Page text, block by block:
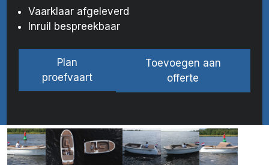
Vaarklaar afgeleverd
Inruil bespreekbaar
Plan
proefvaart
Toevoegen aan
offerte